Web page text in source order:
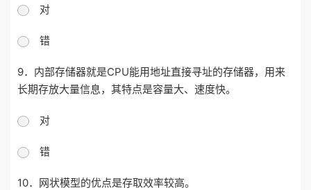
对
错
9．内部存储器就是CPU能用地址直接寻址的存储器，用来
长期存放大量信息，其特点是容量大、速度快。
对
错
10．网状模型的优点是存取效率较高。